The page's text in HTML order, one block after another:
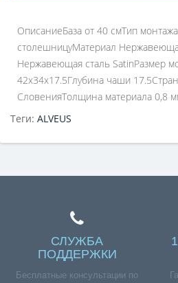
ОписаниеБаза от 40 смТип
столешницуМатериал
Нержавеющая сталь SatinРазмер
42x34x17.5Глубина чаши
СловенияТолщина материала 0,8
Теги: ALVEUS
СЛУЖБА
ПОДДЕРЖКИ
Бесплатные консультации по